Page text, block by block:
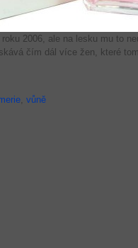
2006, ale na lesku mu to
čím dál více žen, které
, vůně